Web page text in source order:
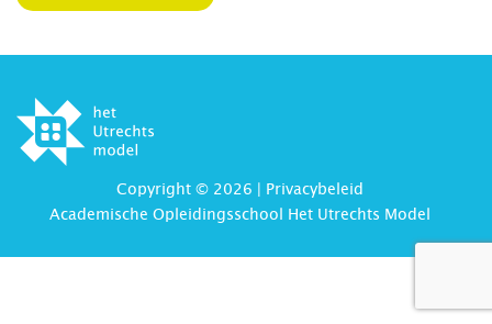
Copyright © 2026 | Privacybeleid
Academische Opleidingsschool Het Utrechts Model